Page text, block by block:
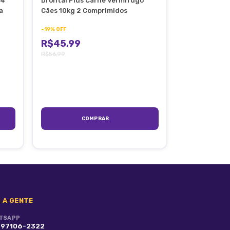
Cães 10kg 2 Comprimidos
-19% OFF
R$45,99
R$56,99
A GENTE
97106-2322